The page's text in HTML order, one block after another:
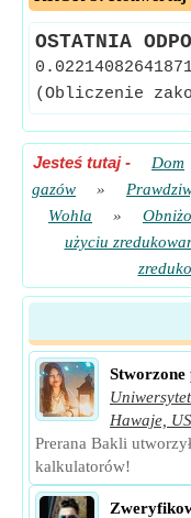
OSTATNIA
(Obliczenie
Jesteś tutaj- Dom
gazów
»
Wohla
»
użyciu
Stworzone
Hawaje,
Prerana Bakli
kalkulatorów!